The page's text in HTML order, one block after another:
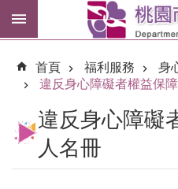
跳到主要內容區塊
紓
市
民
首頁 福利服務
身
違反身心障礙者權益保
違反身心障礙
人名冊